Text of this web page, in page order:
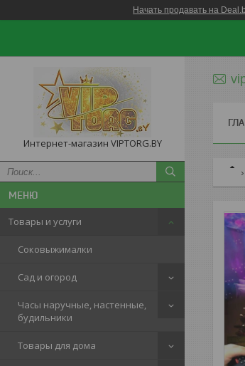
Начать продавать на
Интернет-магазин VIPTORG.BY
Товары и услуги
Соковыжималки
Сад и огород
Часы наручные, настенные,
будильники
Товары для дома